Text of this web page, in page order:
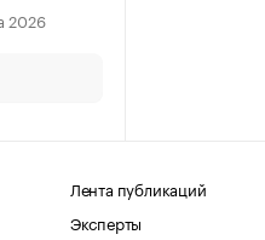
2026
Лента публикаций
Эксперты